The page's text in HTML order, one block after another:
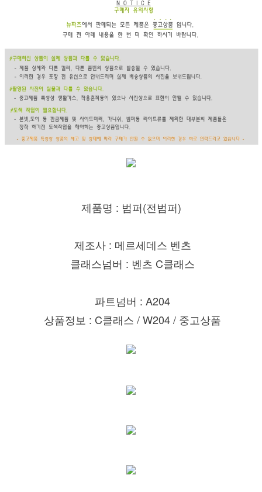
제품명 : 범퍼(전범퍼)
제조사 : 메르세데스 벤츠
클래스넘버 : 벤츠 C클래스
파트넘버 : A204
상품정보 : C클래스 / W204 / 중고상품